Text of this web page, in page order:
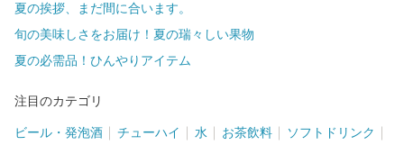
夏の挨拶、まだ間に合います。
旬の美味しさをお届け！夏の瑞々しい果物
夏の必需品！ひんやりアイテム
注目のカテゴリ
ビール・発泡酒 チューハイ 水 お茶飲料 ソフトドリンク